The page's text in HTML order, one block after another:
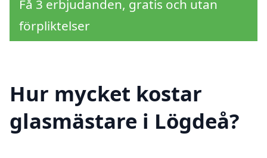
Få 3 erbjudanden, gratis och utan
förpliktelser
Hur mycket kostar
glasmästare i Lögdeå?